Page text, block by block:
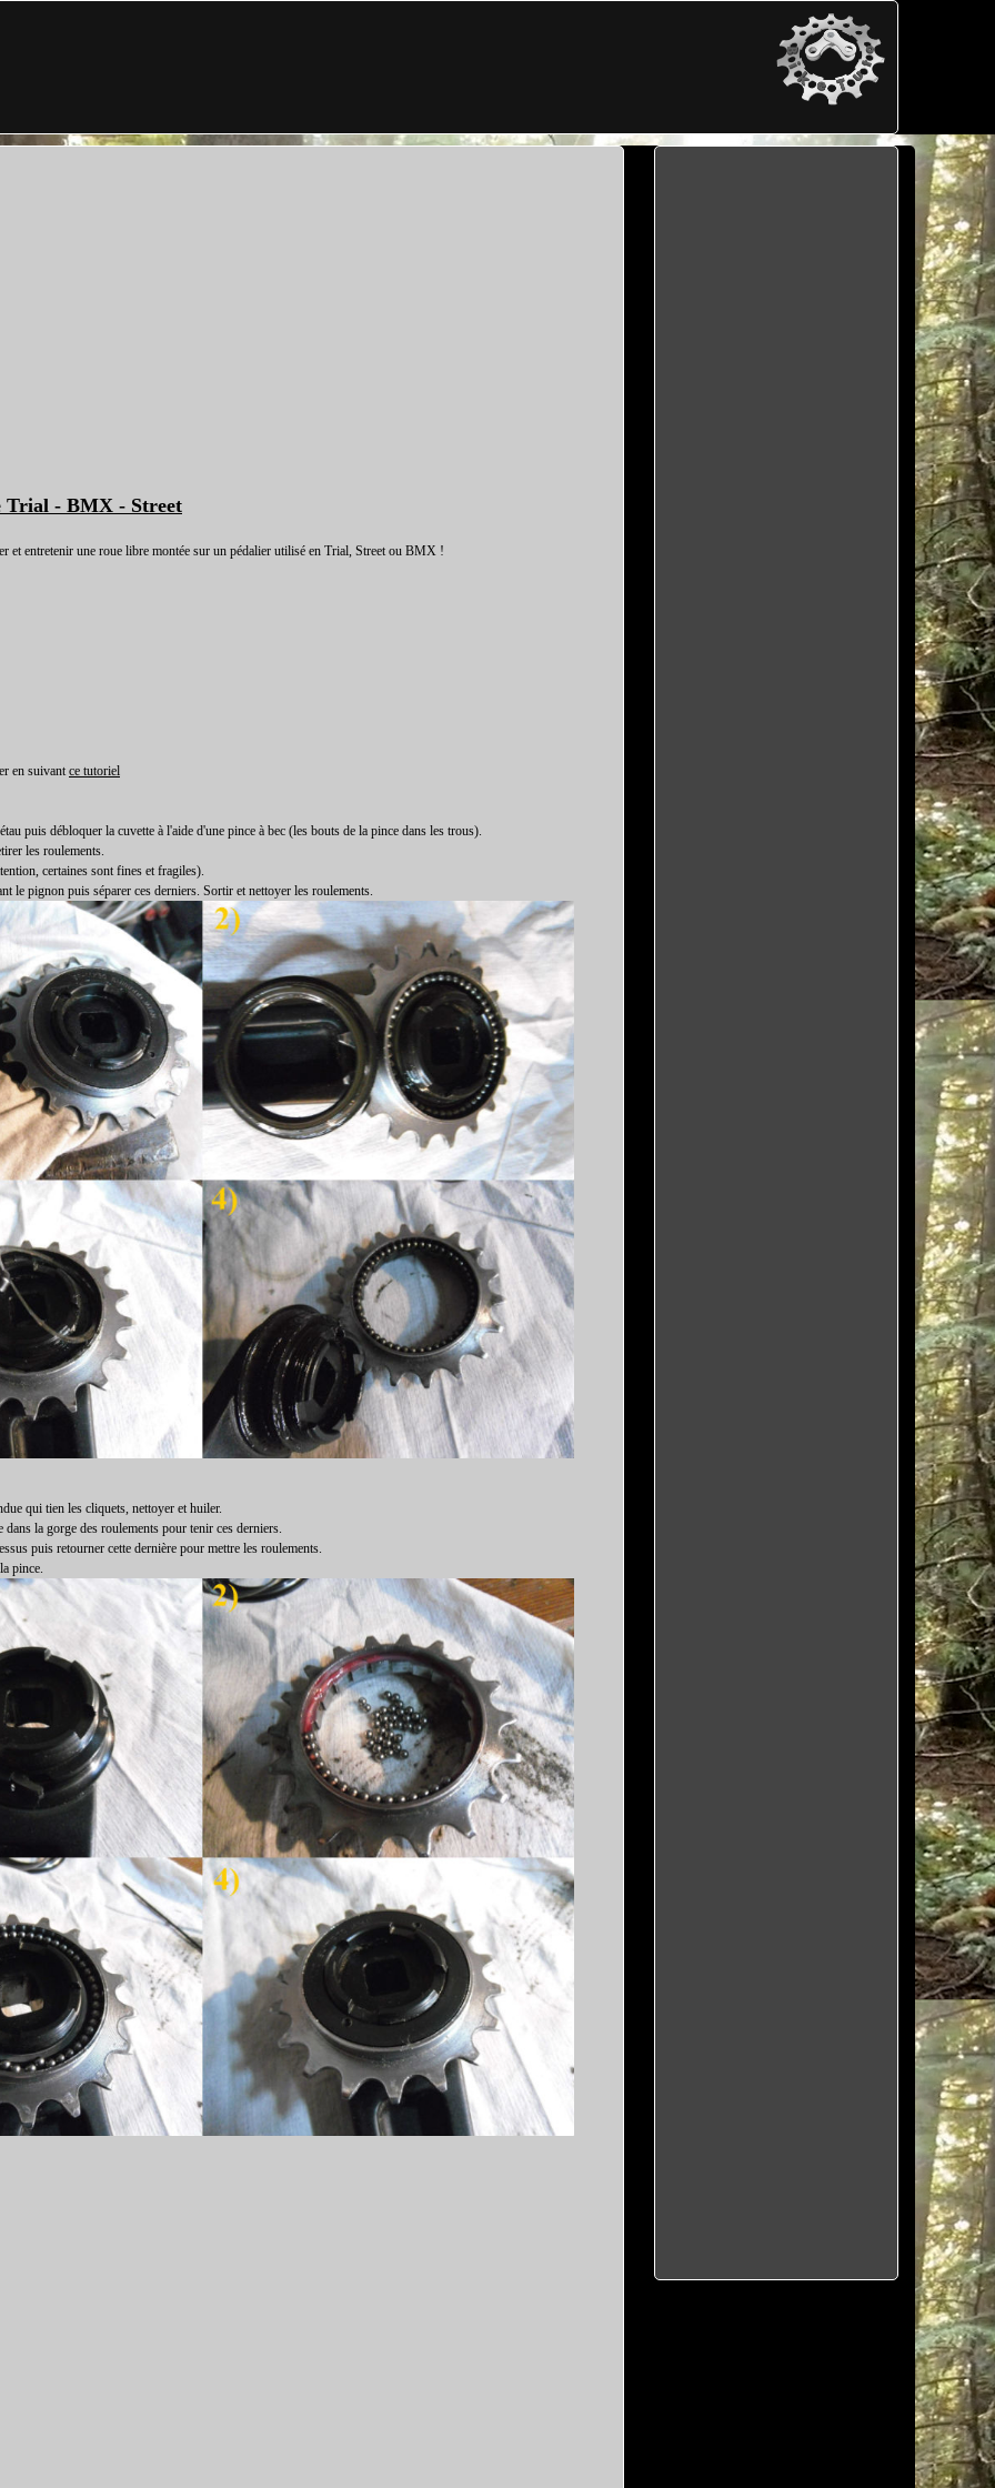
Trial - BMX - Street
et entretenir une roue libre montée sur un pédalier utilisé en Trial, Street ou BMX !
en suivant ce tutoriel
puis débloquer la cuvette à l'aide d'une pince à bec (les bouts de la pince dans les trous).
les roulements.
certaines sont fines et fragiles).
le pignon puis séparer ces derniers. Sortir et nettoyer les roulements.
qui tien les cliquets, nettoyer et huiler.
la gorge des roulements pour tenir ces derniers.
puis retourner cette dernière pour mettre les roulements.
pince.